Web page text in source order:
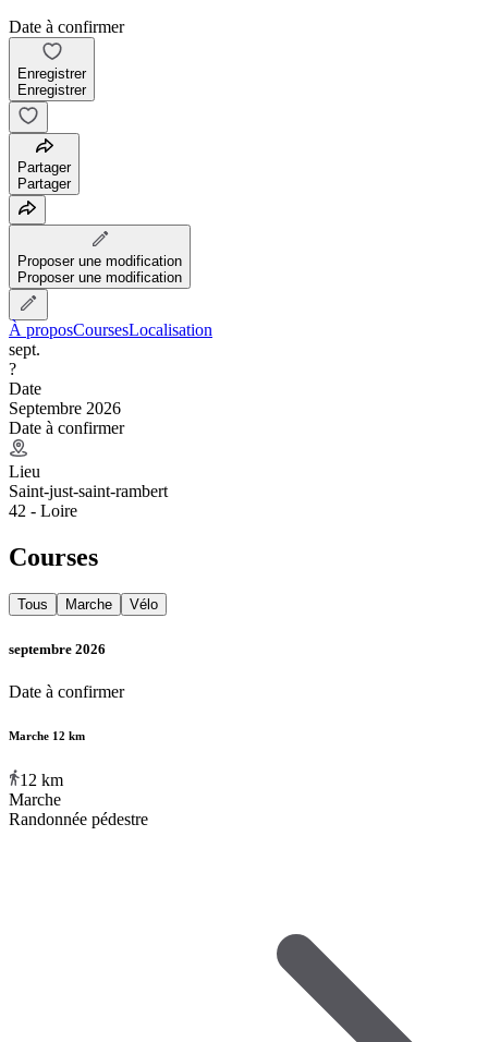
Date à confirmer
Enregistrer
Enregistrer
Partager
Partager
Proposer une modification
Proposer une modification
À proposCoursesLocalisation
sept.
?
Date
Septembre 2026
Date à confirmer
Lieu
Saint-just-saint-rambert
42 - Loire
Courses
Tous Marche Vélo
septembre 2026
Date à confirmer
Marche 12 km
12 km
Marche
Randonnée pédestre